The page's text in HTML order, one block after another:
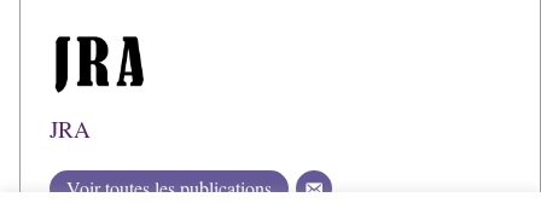
JRA
Voir toutes les publications